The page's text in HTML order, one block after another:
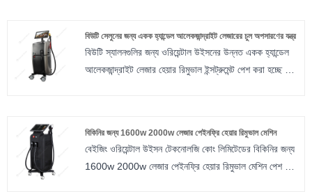
অবাঞ্ছিত লোম দূর করতে এবং ত্বকের দৃঢ়তা এবং গঠন উন্নত করতে
উন্নত লেজার প্রযুক্তি এবং কাছাকাছি-ইনফ্রারেড প্রযুক্তি নিয়োগ
বিউটি সেলুনের জন্য একক হ্যান্ডেল আলেকজান্দ্রাইট লেজারের চুল অপসারণের যন্ত্র
বিউটি স্যালনগুলির জন্য ওরিয়েন্টাল উইসনের উন্নত একক হ্যান্ডেল
আলেকজান্দ্রাইট লেজার হেয়ার রিমুভাল ইন্সট্রুমেন্ট পেশ করা হচ্ছে –
প্রয়োজনের জন্য একটি সামগ্রিক সমাধান প্রদান করে৷
বিকিনির জন্য 1600w 2000w লেজার পেইনফ্রি হেয়ার রিমুভাল মেশিন
বেইজিং ওরিয়েন্টাল উইসন টেকনোলজি কোং লিমিটেডের বিকিনির জন্য
1600w 2000w লেজার পেইনফ্রি হেয়ার রিমুভাল মেশিন পেশ করা